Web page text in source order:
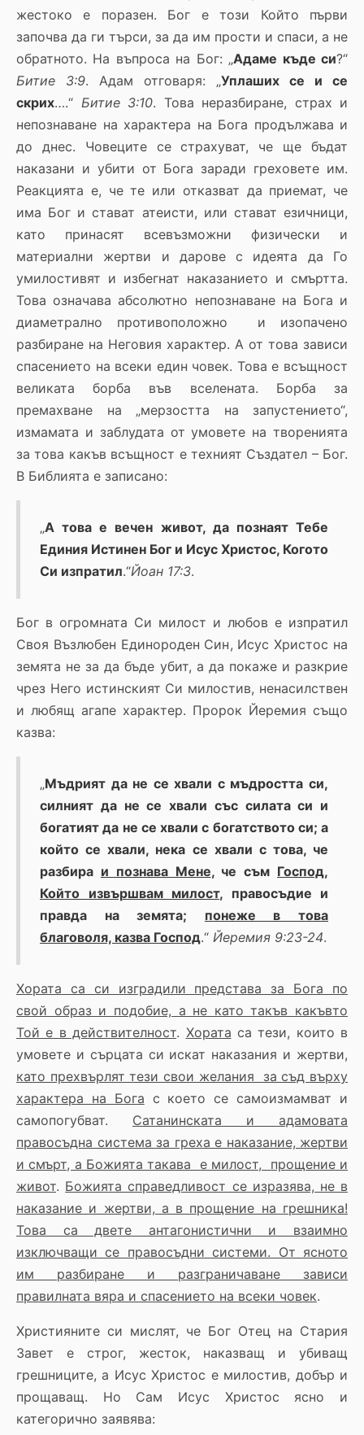
жестоко е поразен. Бог е този Който първи
започва да ги търси, за да им прости и спаси, а не
обратното. На въпроса на Бог: „Адаме къде си?“
Битие 3:9. Адам отговаря: „Уплаших се и се
скрих….“ Битие 3:10. Това неразбиране, страх и
непознаване на характера на Бога продължава и
до днес. Човеците се страхуват, че ще бъдат
наказани и убити от Бога заради греховете им.
Реакцията е, че те или отказват да приемат, че
има Бог и стават атеисти, или стават езичници,
като принасят всевъзможни физически и
материални жертви и дарове с идеята да Го
умилостивят и избегнат наказанието и смъртта.
Това означава абсолютно непознаване на Бога и
диаметрално противоположно и изопачено
разбиране на Неговия характер. А от това зависи
спасението на всеки един човек. Това е всъщност
великата борба във вселената. Борба за
премахване на „мерзостта на запустението“,
измамата и заблудата от умовете на творенията
за това какъв всъщност е техният Създател – Бог.
В Библията е записано:
„А това е вечен живот, да познаят Тебе
Единия Истинен Бог и Исус Христос, Когото
Си изпратил.“Йоан 17:3.
Бог в огромната Си милост и любов е изпратил
Своя Възлюбен Единороден Син, Исус Христос на
земята не за да бъде убит, а да покаже и разкрие
чрез Него истинският Си милостив, ненасилствен
и любящ агапе характер. Пророк Йеремия също
казва:
„Мъдрият да не се хвали с мъдростта си,
силният да не се хвали със силата си и
богатият да не се хвали с богатството си; а
който се хвали, нека се хвали с това, че
разбира и познава Мене, че съм Господ,
Който извършвам милост, правосъдие и
правда на земята; понеже в това
благоволя, казва Господ.“ Йеремия 9:23-24.
Хората са си изградили представа за Бога по
свой образ и подобие, а не като такъв какъвто
Той е в действителност. Хората са тези, които в
умовете и сърцата си искат наказания и жертви,
като прехвърлят тези свои желания за съд върху
характера на Бога с което се самоизмамват и
самопогубват. Сатанинската и адамовата
правосъдна система за греха е наказание, жертви
и смърт, а Божията такава е милост, прощение и
живот. Божията справедливост се изразява, не в
наказание и жертви, а в прощение на грешника!
Това са двете антагонистични и взаимно
изключващи се правосъдни системи. От ясното
им разбиране и разграничаване зависи
правилната вяра и спасението на всеки човек.
Християните си мислят, че Бог Отец на Стария
Завет е строг, жесток, наказващ и убиващ
грешниците, а Исус Христос е милостив, добър и
прощаващ. Но Сам Исус Христос ясно и
категорично заявява: